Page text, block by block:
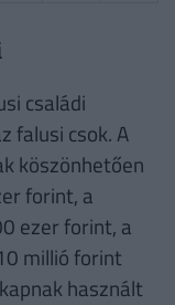
családi
falusi csok. A
köszönhetően
forint, a
ezer forint, a
millió forint
használt